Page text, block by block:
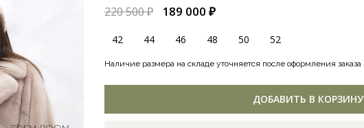
220 500 ₽
189 000 ₽
42 44 46 48 50 52
Наличие размера на складе уточняется после оформления заказа
ДОБАВИТЬ В КОРЗИНУ